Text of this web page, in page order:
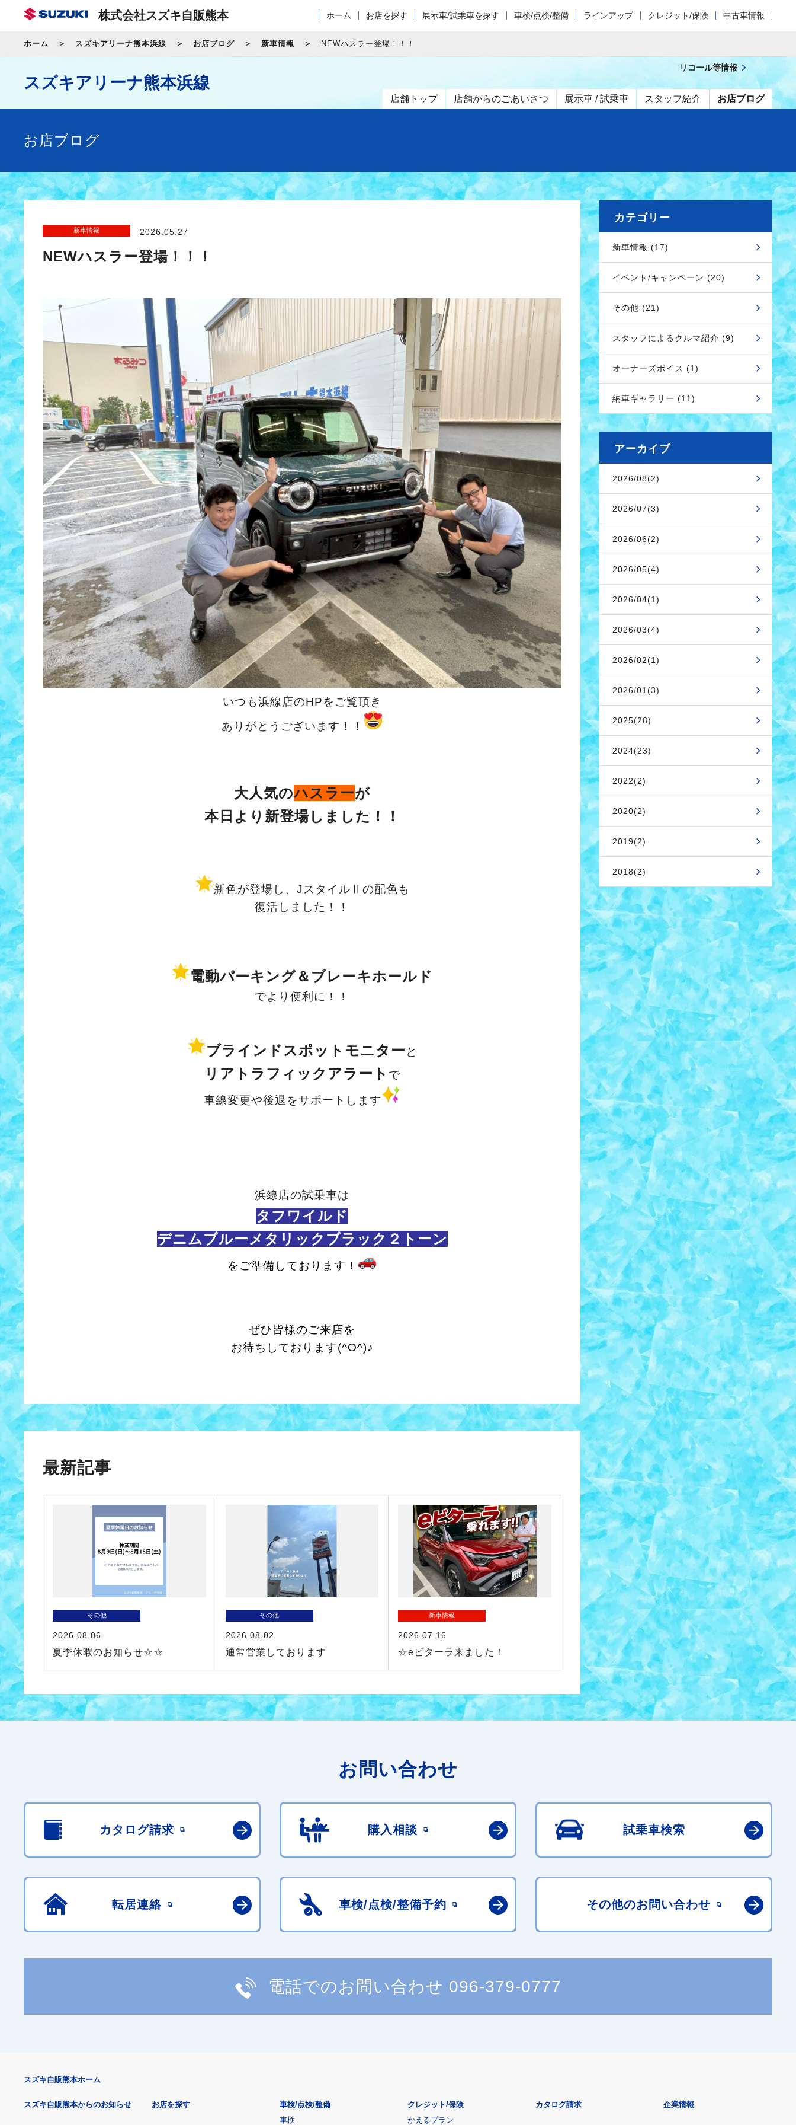
株式会社スズキ自販熊本 ホーム お店を探す 展示車/試乗車を探す 車検/点検/整備 ラインアップ クレジット/保険 中古車情報
ホーム スズキアリーナ熊本浜線 お店ブログ 新車情報 NEWハスラー登場！！！
スズキアリーナ熊本浜線
店舗トップ 店舗からのごあいさつ 展示車 / 試乗車 スタッフ紹介 お店ブログ
リコール等情報
お店ブログ
新車情報 2026.05.27
NEWハスラー登場！！！
いつも浜線店のHPをご覧頂き
ありがとうございます！！
大人気のハスラーが
本日より新登場しました！！
新色が登場し、JスタイルⅡの配色も
復活しました！！
電動パーキング＆ブレーキホールド
でより便利に！！
ブラインドスポットモニター と
リアトラフィックアラート で
車線変更や後退をサポートします
浜線店の試乗車は
タフワイルド
デニムブルーメタリックブラック２トーン
をご準備しております！
ぜひ皆様のご来店を
お待ちしております(^O^)♪
最新記事
その他
2026.08.06
夏季休暇のお知らせ☆☆
その他
2026.08.02
通常営業しております
新車情報
2026.07.16
☆eビターラ来ました！
カテゴリー
新車情報 (17)
イベント/キャンペーン (20)
その他 (21)
スタッフによるクルマ紹介 (9)
オーナーズボイス (1)
納車ギャラリー (11)
アーカイブ
2026/08(2)
2026/07(3)
2026/06(2)
2026/05(4)
2026/04(1)
2026/03(4)
2026/02(1)
2026/01(3)
2025(28)
2024(23)
2022(2)
2020(2)
2019(2)
2018(2)
お問い合わせ
カタログ請求 購入相談 試乗車検索
転居連絡 車検/点検/整備予約 その他のお問い合わせ
電話でのお問い合わせ 096-379-0777
スズキ自販熊本ホーム
スズキ自販熊本からのお知らせ お店を探す
車検/点検/整備
車検
クレジット/保険
かえるプラン
カタログ請求 企業情報